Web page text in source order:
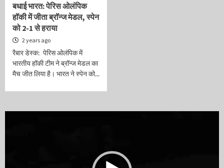
बधाई भारत: पेरिस ओलंपिक
हॉकी में जीता ब्रॉन्ज मेडल, स्पेन
को 2-1 से हराया
2 years ago
रैबार डेस्क: पेरिस ओलंपिक में
भारतीय हॉकी टीम ने ब्रॉन्ज मेडल का
मैच जीत लिया है। भारत ने स्पेन को...